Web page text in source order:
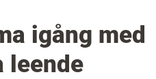
igång med
leende